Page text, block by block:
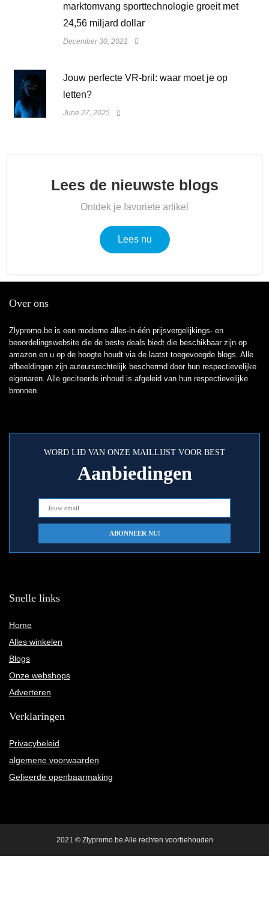
marktomvang sporttechnologie groeit met
24,56 miljard dollar
December 30, 2021
Jouw perfecte VR-bril: waar moet je op
letten?
June 27, 2025
Lees de nieuwste blogs
Ontdek je favoriete artikel
Lees nu
Over ons
Zlypromo.be is een moderne alles-in-één prijsvergelijkings- en
beoordelingswebsite die de beste deals biedt die beschikbaar zijn op
amazon en u op de hoogte houdt via de laatst toegevoegde blogs. Alle
afbeeldingen zijn auteursrechtelijk beschermd door hun respectievelijke
eigenaren. Alle geciteerde inhoud is afgeleid van hun respectievelijke
bronnen.
WORD LID VAN ONZE MAILLIJST VOOR BEST
Aanbiedingen
Snelle links
Home
Alles winkelen
Blogs
Onze webshops
Adverteren
Verklaringen
Privacybeleid
algemene voorwaarden
Gelieerde openbaarmaking
2021 © Zlypromo.be Alle rechten voorbehouden